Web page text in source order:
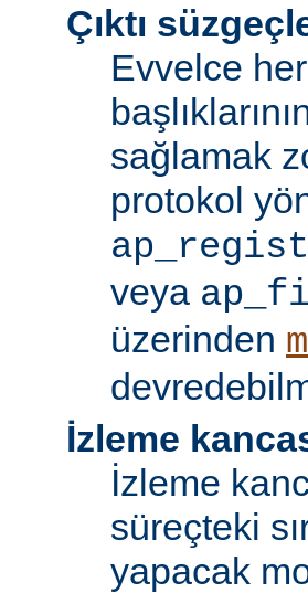
Çıktı
Evvelce
sağlamak
protokol
veya
üzerinden
İzleme
İzleme
süreçteki
yapacak